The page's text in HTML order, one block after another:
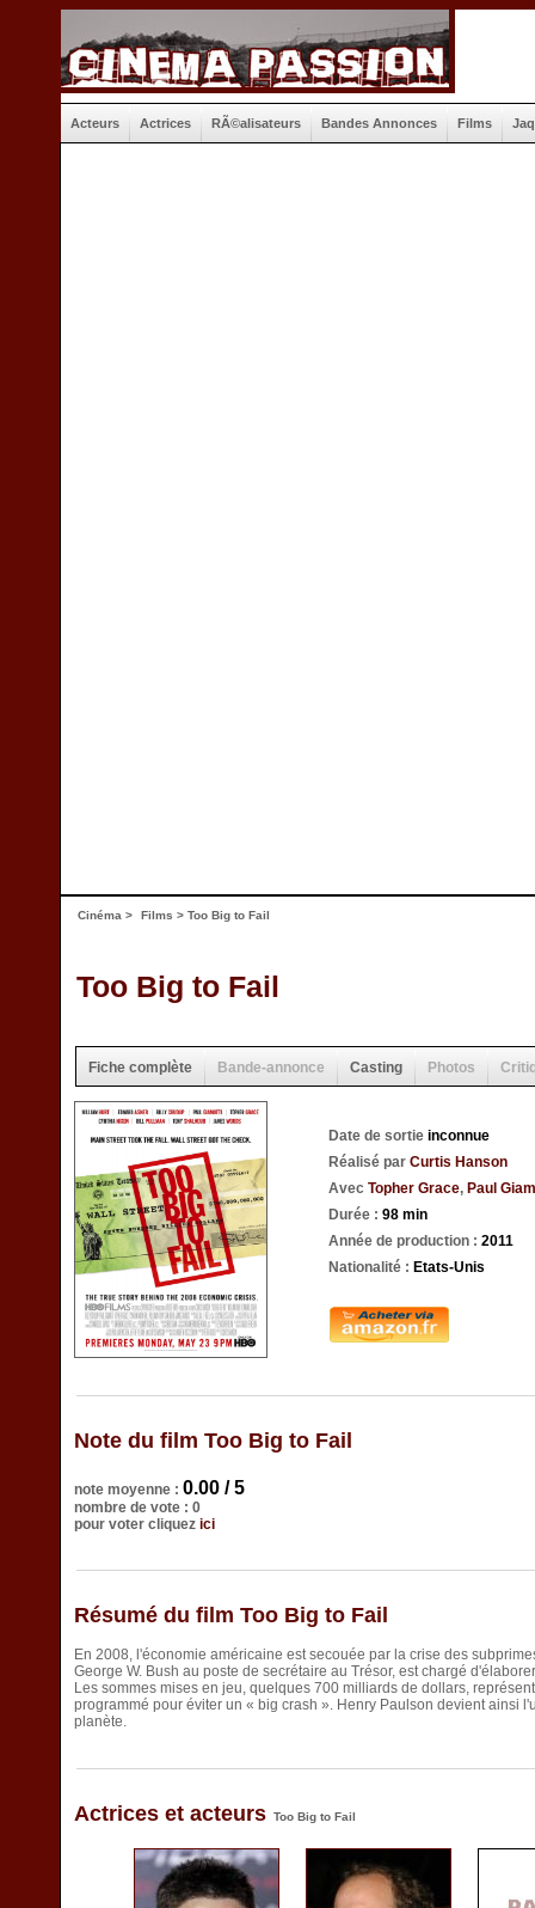
Acteurs Actrices RÃ©alisateurs Bandes Annonces Films
Cinéma > Films > Too Big to Fail
Too Big to Fail
Fiche complète Bande-annonce Casting Photos
Date de sortie inconnue
Réalisé par Curtis Hanson
Avec Topher Grace, Paul
Durée : 98 min
Année de production : 2011
Nationalité : Etats-Unis
Note du film Too Big to Fail
note moyenne : 0.00 / 5
nombre de vote : 0
pour voter cliquez ici
Résumé du film Too Big to Fail
En 2008, l'économie américaine est secouée par la crise des
George W. Bush au poste de secrétaire au Trésor, est chargé
Les sommes mises en jeu, quelques 700 milliards de dollars,
programmé pour éviter un « big crash ». Henry Paulson devient ainsi
planète.
Actrices et acteurs Too Big to Fail